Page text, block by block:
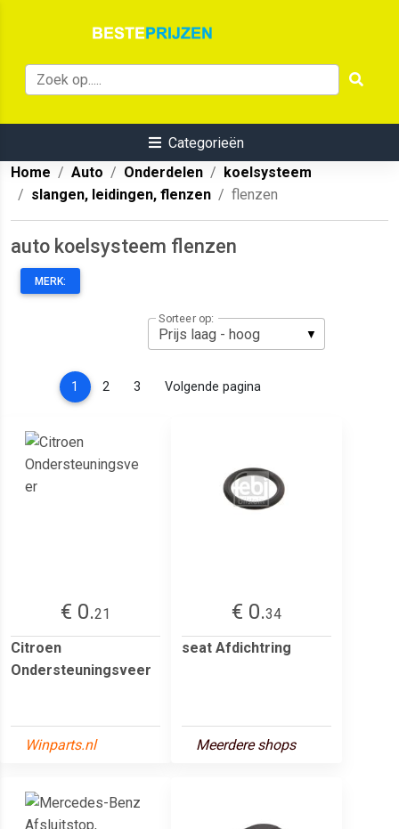
Categorieën
Home
Auto Onderdelen
koelsysteem
slangen, leidingen, flenzen
flenzen
auto koelsysteem flenzen
MERK:
Sorteer op:
1 (current)
2 3 Volgende pagina
€ 0.21
Citroen
Ondersteuningsveer
Winparts.nl
€ 0.34
seat Afdichtring
Meerdere shops